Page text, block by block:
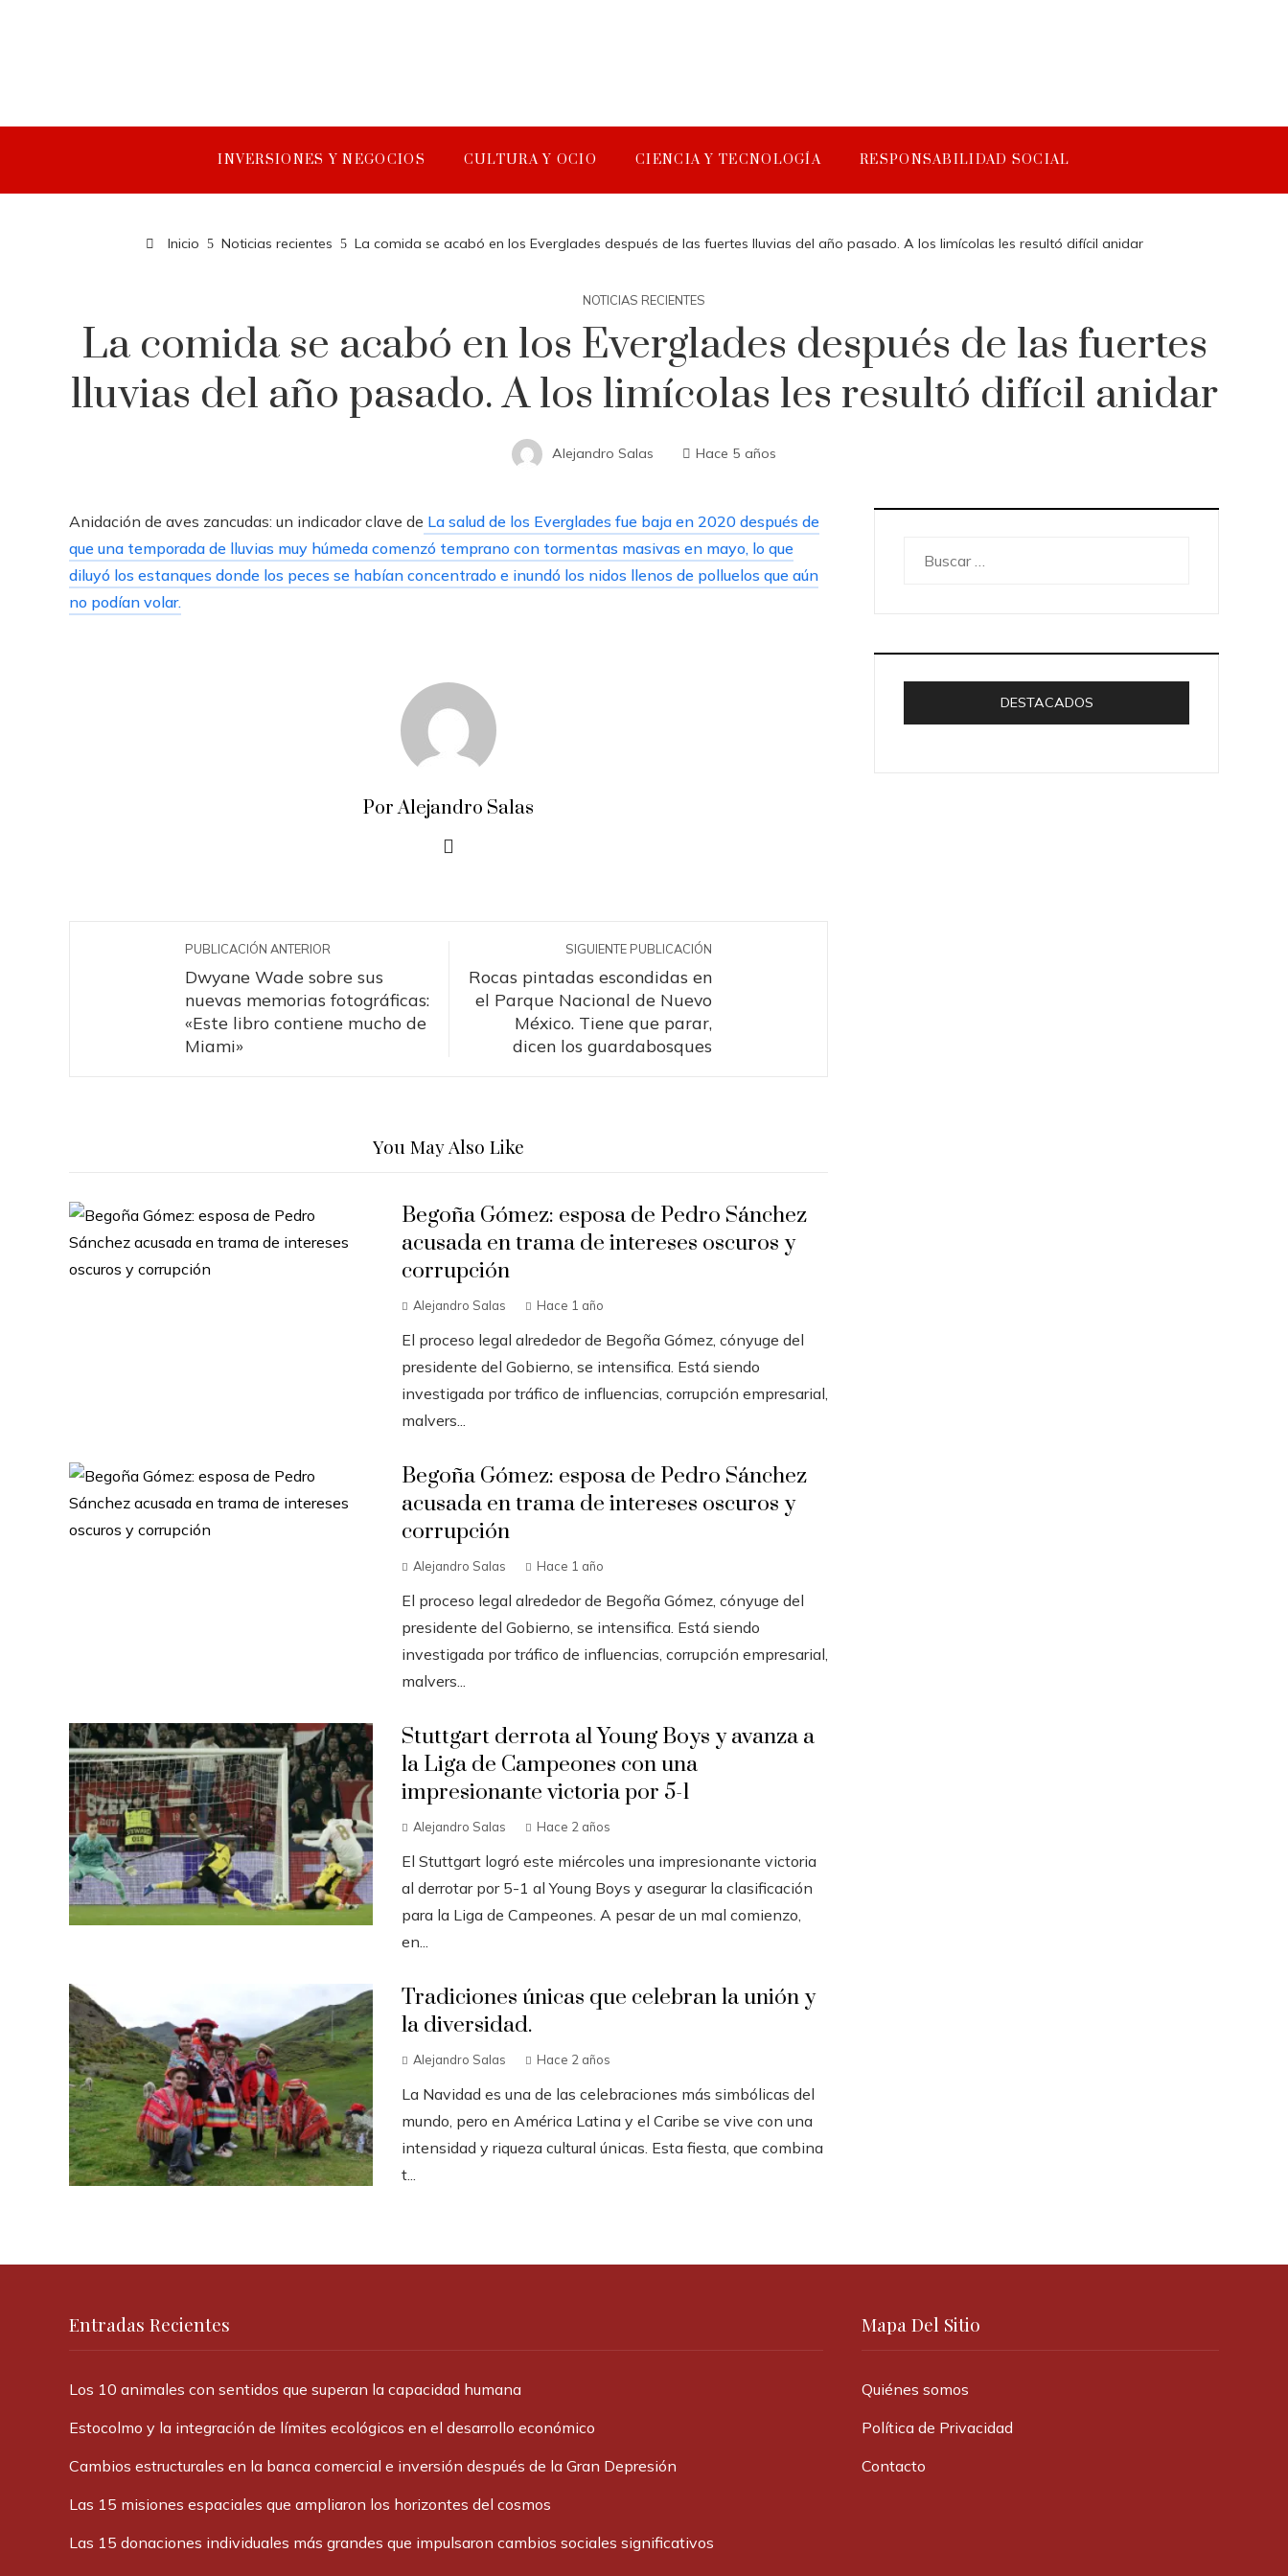
INVERSIONES Y NEGOCIOS CULTURA Y OCIO CIENCIA Y TECNOLOGÍA RESPONSABILIDAD SOCIAL
Inicio Noticias recientes La comida se acabó en los Everglades después de las fuertes lluvias del año pasado. A los limícolas les resultó difícil anidar
NOTICIAS RECIENTES
La comida se acabó en los Everglades después de las fuertes
lluvias del año pasado. A los limícolas les resultó difícil anidar
Alejandro Salas Hace 5 años
Anidación de aves zancudas: un indicador clave de La salud de los Everglades fue baja en 2020 después de
que una temporada de lluvias muy húmeda comenzó temprano con tormentas masivas en mayo, lo que
diluyó los estanques donde los peces se habían concentrado e inundó los nidos llenos de polluelos que aún
no podían volar.
Por Alejandro Salas
PUBLICACIÓN ANTERIOR
Dwyane Wade sobre sus
nuevas memorias fotográficas:
«Este libro contiene mucho de
Miami»
SIGUIENTE PUBLICACIÓN
Rocas pintadas escondidas en
el Parque Nacional de Nuevo
México. Tiene que parar,
dicen los guardabosques
You May Also Like
Begoña Gómez: esposa de Pedro Sánchez
acusada en trama de intereses oscuros y
corrupción
Alejandro Salas Hace 1 año
El proceso legal alrededor de Begoña Gómez, cónyuge del
presidente del Gobierno, se intensifica. Está siendo
investigada por tráfico de influencias, corrupción empresarial,
malvers...
Begoña Gómez: esposa de Pedro Sánchez
acusada en trama de intereses oscuros y
corrupción
Alejandro Salas Hace 1 año
El proceso legal alrededor de Begoña Gómez, cónyuge del
presidente del Gobierno, se intensifica. Está siendo
investigada por tráfico de influencias, corrupción empresarial,
malvers...
Stuttgart derrota al Young Boys y avanza a
la Liga de Campeones con una
impresionante victoria por 5-1
Alejandro Salas Hace 2 años
El Stuttgart logró este miércoles una impresionante victoria
al derrotar por 5-1 al Young Boys y asegurar la clasificación
para la Liga de Campeones. A pesar de un mal comienzo,
en...
Tradiciones únicas que celebran la unión y
la diversidad.
Alejandro Salas Hace 2 años
La Navidad es una de las celebraciones más simbólicas del
mundo, pero en América Latina y el Caribe se vive con una
intensidad y riqueza cultural únicas. Esta fiesta, que combina
t...
DESTACADOS
Entradas Recientes
Los 10 animales con sentidos que superan la capacidad humana
Estocolmo y la integración de límites ecológicos en el desarrollo económico
Cambios estructurales en la banca comercial e inversión después de la Gran Depresión
Las 15 misiones espaciales que ampliaron los horizontes del cosmos
Las 15 donaciones individuales más grandes que impulsaron cambios sociales significativos
Mapa Del Sitio
Quiénes somos
Política de Privacidad
Contacto